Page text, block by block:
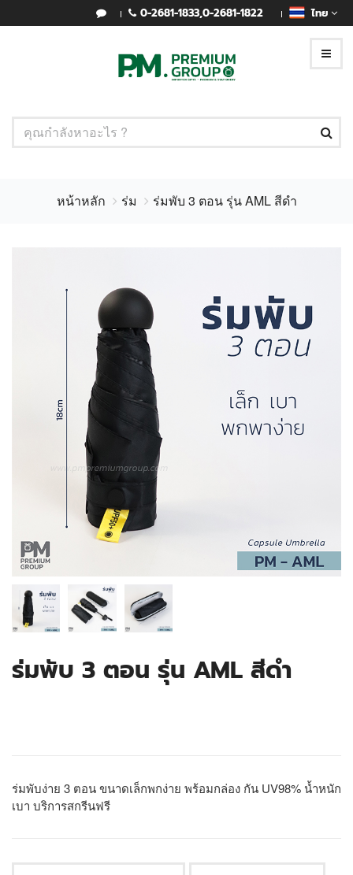
0-2681-1833,0-2681-1822 ไทย
หน้าหลัก ร่ม ร่มพับ 3 ตอน รุ่น AML สีดำ
ร่มพับ 3 ตอน รุ่น AML สีดำ
ร่มพับง่าย 3 ตอน ขนาดเล็กพกง่าย พร้อมกล่อง กัน UV98% น้ำหนัก
เบา บริการสกรีนฟรี